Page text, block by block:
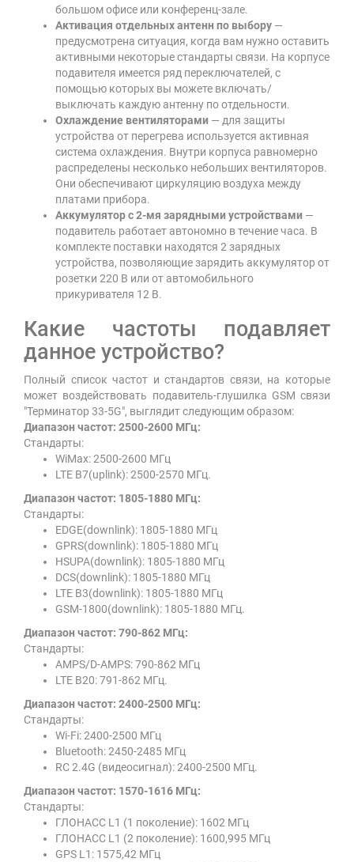
большом офисе или конференц-зале.
Активация отдельных антенн по выбору —
предусмотрена ситуация, когда вам нужно оставить
активными некоторые стандарты связи. На корпусе
подавителя имеется ряд переключателей, с
помощью которых вы можете включать/
выключать каждую антенну по отдельности.
Охлаждение вентиляторами — для защиты
устройства от перегрева используется активная
система охлаждения. Внутри корпуса равномерно
распределены несколько небольших вентиляторов.
Они обеспечивают циркуляцию воздуха между
платами прибора.
Аккумулятор с 2-мя зарядными устройствами —
подавитель работает автономно в течение часа. В
комплекте поставки находятся 2 зарядных
устройства, позволяющие зарядить аккумулятор от
розетки 220 В или от автомобильного
прикуривателя 12 В.
Какие частоты подавляет
данное устройство?
Полный список частот и стандартов связи, на которые
может воздействовать подавитель-глушилка GSM связи
"Терминатор 33-5G", выглядит следующим образом:
Диапазон частот: 2500-2600 МГц:
Стандарты:
WiMax: 2500-2600 МГц
LTE B7(uplink): 2500-2570 МГц.
Диапазон частот: 1805-1880 МГц:
Стандарты:
EDGE(downlink): 1805-1880 МГц
GPRS(downlink): 1805-1880 МГц
HSUPA(downlink): 1805-1880 МГц
DCS(downlink): 1805-1880 МГц
LTE B3(downlink): 1805-1880 МГц
GSM-1800(downlink): 1805-1880 МГц.
Диапазон частот: 790-862 МГц:
Стандарты:
AMPS/D-AMPS: 790-862 МГц
LTE B20: 791-862 МГц.
Диапазон частот: 2400-2500 МГц:
Стандарты:
Wi-Fi: 2400-2500 МГц
Bluetooth: 2450-2485 МГц
RC 2.4G (видеосигнал): 2400-2500 МГц.
Диапазон частот: 1570-1616 МГц:
Стандарты:
ГЛОНАСС L1 (1 поколение): 1602 МГц
ГЛОНАСС L1 (2 поколение): 1600,995 МГц
GPS L1: 1575,42 МГц